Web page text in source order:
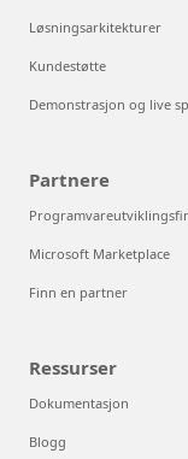
Løsningsarkitekturer
Kundestøtte
Demonstrasjon og live
Partnere
Microsoft Marketplace
Finn en partner
Ressurser
Dokumentasjon
Blogg